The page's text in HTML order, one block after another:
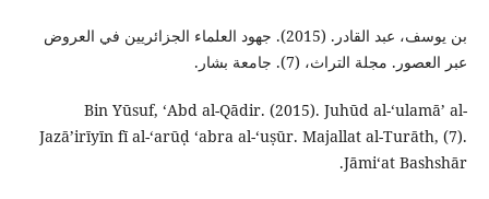
بن يوسف، عبد القادر. (2015). جهود العلماء الجزائريين في العروض
عبر العصور. مجلة التراث، (7). جامعة بشار.
Bin Yūsuf, ʻAbd al-Qādir. (2015). Juhūd al-ʻulamāʼ al-
Jazāʼirīyīn fī al-ʻarūḍ ʻabra al-ʻuṣūr. Majallat al-Turāth, (7).
Jāmiʻat Bashshār.